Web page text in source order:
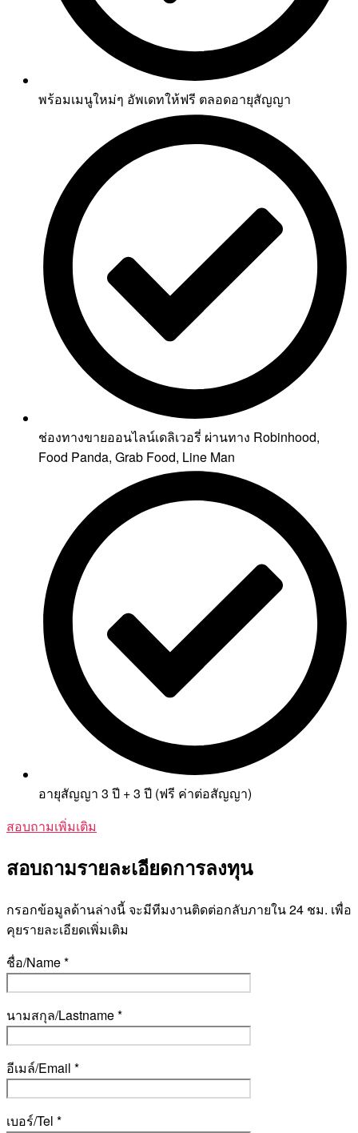
พร้อมเมนูใหม่ๆ อัพเดทให้ฟรี ตลอดอายุสัญญา
ช่องทางขายออนไลน์เดลิเวอรี่ ผ่านทาง Robinhood,
Food Panda, Grab Food, Line Man
อายุสัญญา 3 ปี + 3 ปี (ฟรี ค่าต่อสัญญา)
สอบถามเพิ่มเติม
สอบถามรายละเอียดการลงทุน
กรอกข้อมูลด้านล่างนี้ จะมีทีมงานติดต่อกลับภายใน 24 ชม. เพื่อ
คุยรายละเอียดเพิ่มเติม
ชื่อ/Name *
นามสกุล/Lastname *
อีเมล์/Email *
เบอร์/Tel *